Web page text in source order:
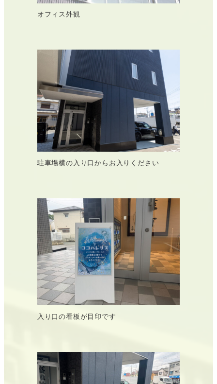
オフィス外観
駐車場横の入り口からお入りください
入り口の看板が目印です